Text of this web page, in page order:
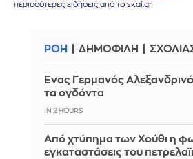
περισσότερες ειδήσεις από το skai.gr
ΡΟΗ ΔΗΜΟΦΙΛΗ
Ένας Γερμανός
τα ογδόντα
IN 2 HOURS
Από χτύπημα των Χούθι η
εγκαταστάσεις του